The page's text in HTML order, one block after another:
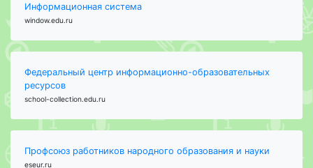
Информационная система
window.edu.ru
Федеральный центр информационно-образовательных
ресурсов
school-collection.edu.ru
Профсоюз работников народного образования и науки
eseur.ru